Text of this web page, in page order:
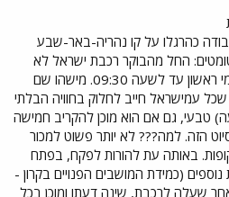
כהרגלו על קו נהריה-באר-שבע
החל מהבוקר רכבת ישראל לא
תמכור עוד מקומות שמורים בימי ראשון עד לשעה 09:30. מישהו שם
עמישראל חייב לחלוק בחוויה הבלתי
טבעי, גם אם הוא מוכן להקריב חמישה
הזה. למה??? לא יותר פשוט למכור
באותה עת להורות לפקח, בפתח
נוספים (כמידת המושבים הפנויים בקרון -
שעלה לרכבת, שינה דעתו ומוכן בכל